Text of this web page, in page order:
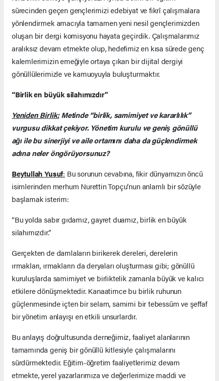
sürecinden geçen gençlerimizi edebiyat ve fikrî çalışmalara
yönlendirmek amacıyla tamamen yeni nesil gençlerimizden
oluşan bir dergi komisyonu hayata geçirdik. Çalışmalarımız
aralıksız devam etmekte olup, hedefimiz en kısa sürede genç
kalemlerimizin emeğiyle ortaya çıkan bir dijital dergiyi
gönüllülerimizle ve kamuoyuyla buluşturmaktır.
“Birlik en büyük silahımızdır”
Yeniden Birlik:Metinde “birlik, samimiyet ve kararlılık”
vurgusu dikkat çekiyor. Yönetim kurulu ve geniş gönüllü
ağı ile bu sinerjiyi ve aile ortamını daha da güçlendirmek
adına neler öngörüyorsunuz?
Beytullah Yusuf: Bu sorunun cevabına, fikir dünyamızın öncü
isimlerinden merhum Nurettin Topçu’nun anlamlı bir sözüyle
başlamak isterim:
“Bu yolda sabır gıdamız, gayret duamız, birlik en büyük
silahımızdır.”
Gerçekten de damlaların birikerek dereleri, derelerin
ırmakları, ırmakların da deryaları oluşturması gibi; gönüllü
kuruluşlarda samimiyet ve birliktelik zamanla büyük ve kalıcı
etkilere dönüşmektedir. Kanaatimce bu birlik ruhunun
güçlenmesinde içten bir selam, samimi bir tebessüm ve şeffaf
bir yönetim anlayışı en etkili unsurlardır.
Bu anlayış doğrultusunda derneğimiz, faaliyet alanlarının
tamamında geniş bir gönüllü kitlesiyle çalışmalarını
sürdürmektedir. Eğitim-öğretim faaliyetlerimiz devam
etmekte, yerel yazarlarımıza ve değerlerimize maddi ve